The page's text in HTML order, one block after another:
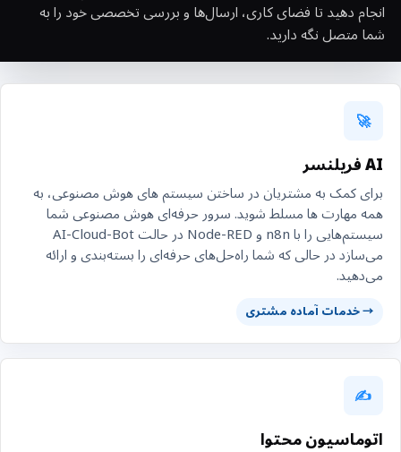
انجام دهید تا فضای کاری، ارسال‌ها و بررسی تخصصی خود را به
شما متصل نگه دارید.
🚀
AI فریلنسر
برای کمک به مشتریان در ساختن سیستم های هوش مصنوعی، به
همه مهارت ها مسلط شوید. سرور حرفه‌ای هوش مصنوعی شما
سیستم‌هایی را با n8n و Node-RED در حالت AI-Cloud-Bot
می‌سازد در حالی که شما راه‌حل‌های حرفه‌ای را بسته‌بندی و ارائه
می‌دهید.
→ خدمات آماده مشتری
✍️
اتوماسیون محتوا